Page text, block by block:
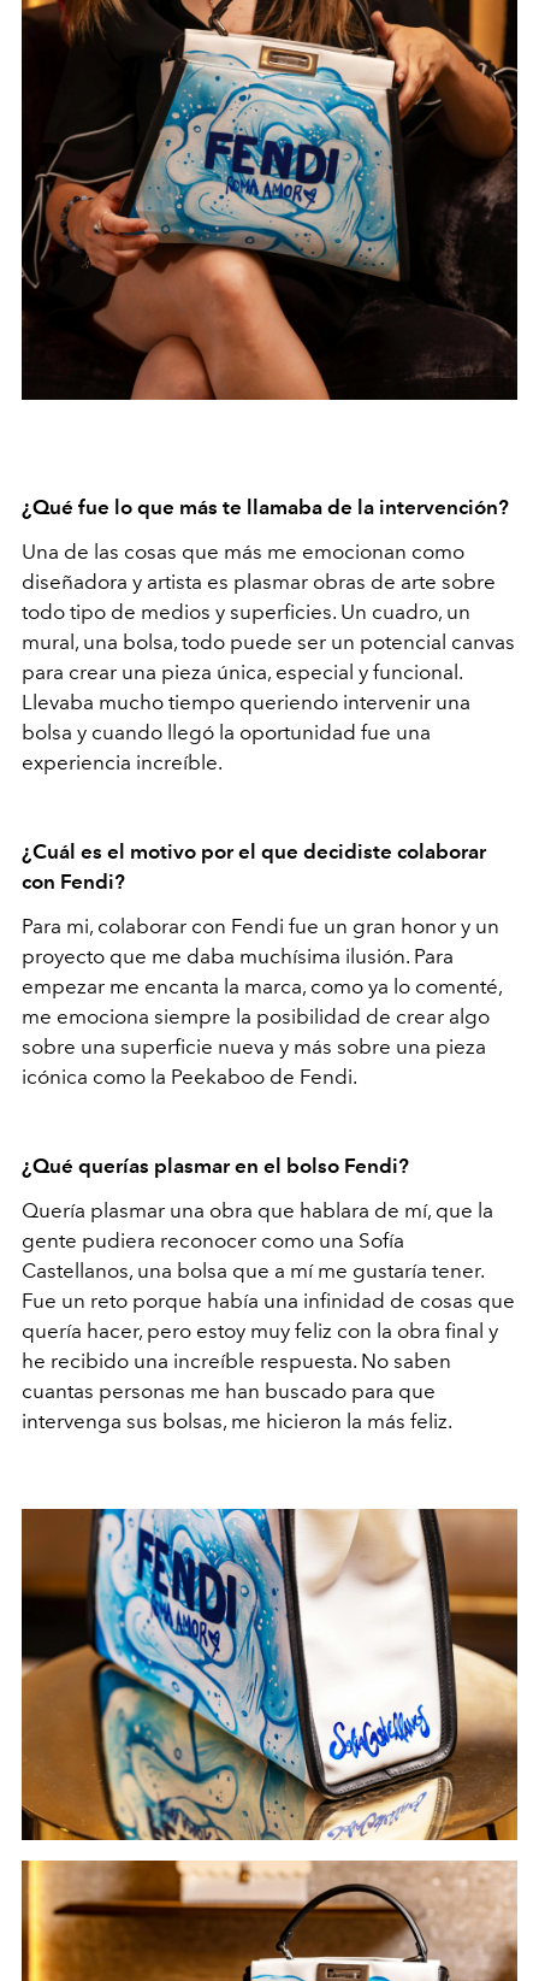
¿Qué fue lo que más te llamaba de la intervención?
Una de las cosas que más me emocionan como
diseñadora y artista es plasmar obras de arte sobre
todo tipo de medios y superficies. Un cuadro, un
mural, una bolsa, todo puede ser un potencial canvas
para crear una pieza única, especial y funcional.
Llevaba mucho tiempo queriendo intervenir una
bolsa y cuando llegó la oportunidad fue una
experiencia increíble.
¿Cuál es el motivo por el que decidiste colaborar
con Fendi?
Para mi, colaborar con Fendi fue un gran honor y un
proyecto que me daba muchísima ilusión. Para
empezar me encanta la marca, como ya lo comenté,
me emociona siempre la posibilidad de crear algo
sobre una superficie nueva y más sobre una pieza
icónica como la Peekaboo de Fendi.
¿Qué querías plasmar en el bolso Fendi?
Quería plasmar una obra que hablara de mí, que la
gente pudiera reconocer como una Sofía
Castellanos, una bolsa que a mí me gustaría tener.
Fue un reto porque había una infinidad de cosas que
quería hacer, pero estoy muy feliz con la obra final y
he recibido una increíble respuesta. No saben
cuantas personas me han buscado para que
intervenga sus bolsas, me hicieron la más feliz.